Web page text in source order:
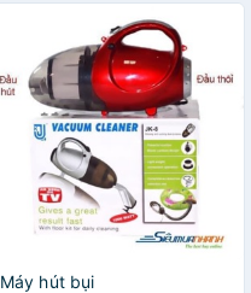
Máy hút bụi